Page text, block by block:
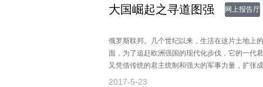
大国崛起之寻道图强 网上报告厅
俄罗斯联邦。几个世纪以来，生活在这片土地上
面，为了追赶欧洲强国的现代化步伐，它的一代
又凭借传统的君主统制和强大的军事力量，扩张
仲裁者的身份逞雄一时。
2017-5-23